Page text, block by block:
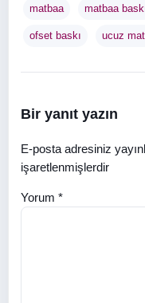
matbaa matbaa
ofset baskı ucuz
Bir yanıt yazın
E-posta adresiniz
işaretlenmişlerdir
Yorum *